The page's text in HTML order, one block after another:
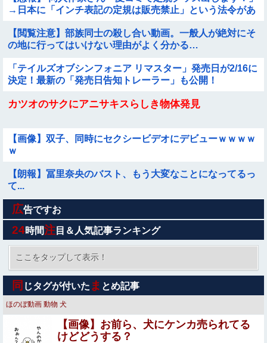
→日本に「インチ表記の定規は販売禁止」という法令があ
【閲覧注意】部族同士の殺し合い動画。一般人が絶対にそ
の地に行ってはいけない理由がよく分かる…
「テイルズオブシンフォニア リマスター」発売日が2/16に
決定！最新の「発売日告知トレーラー」も公開！
カツオのサクにアニサキスらしき物体発見
【画像】双子、同時にセクシービデオにデビューｗｗｗｗ
ｗ
【朗報】冨里奈央のバスト、もう大変なことになってるっ
て...
【相場】雇用統計の影響は全モ 1ドル158円台半ばに
【動画】アメリカ人さんゲイ認定のしすぎで全員ゲイにな
ってしまう…
【画像】 ヘソ出しJ Kさん、股間の方まで見えてしまうｗ
ｗｗｗｗｗｗｗｗ
【艦これ】E5ボスはともかく道中だけはしっかりラスダン
してるじゃねーか
広告ですお
24時間注 目＆人気記事ランキング
ここをタップして表示！
同 じタグが付いた ま とめ記事
ほのぼ動画 動物 犬
【画像】お前ら、犬にケンカ売られてる
けどどうする？